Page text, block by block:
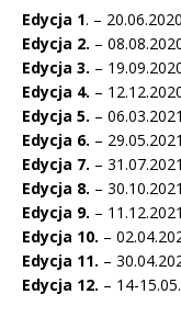
Edycja 1. –
Edycja 2. –
Edycja 3. –
Edycja 4. –
Edycja 5. –
Edycja 6. –
Edycja 7. –
Edycja 8. –
Edycja 9. –
Edycja 10. –
Edycja 11. –
Edycja 12. – 14-